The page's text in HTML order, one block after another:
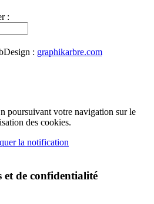
:
: graphikarbre.com
poursuivant votre navigation sur le
des cookies.
la notification
et de confidentialité